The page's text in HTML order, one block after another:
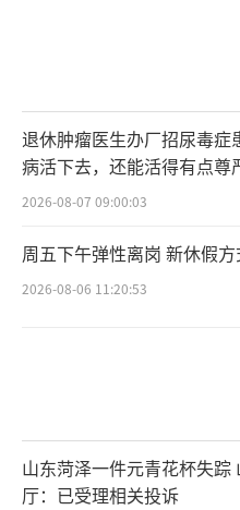
退休肿瘤医生办厂招尿毒症
病活下去，还能活得有点尊
2026-08-07 09:00:03
周五下午弹性离岗 新休假
2026-08-06 11:20:53
山东菏泽一件元青花杯失踪
厅：已受理相关投诉